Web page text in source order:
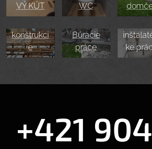
VÝ KÚT
WC
Železobet
konštrukci
e
Búracie
práce
ke
+421